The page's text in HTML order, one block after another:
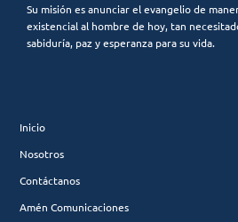
Su misión es anunciar el evangelio de
existencial al hombre de hoy, tan
sabiduría, paz y esperanza para su vida.
Inicio
Nosotros
Contáctanos
Amén Comunicaciones